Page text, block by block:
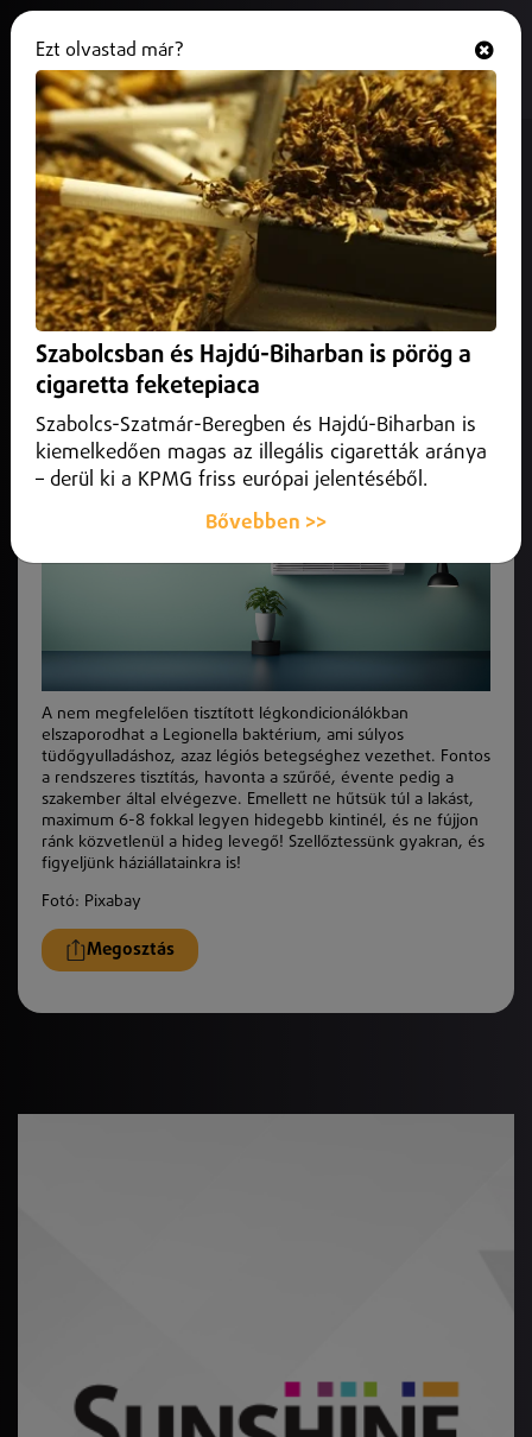
Vigyázat! A helytelen
klímahasználat komoly
betegségeket okozhat!
2025. július 10.Belföld
Fontos a rendszeres tisztítás, havonta a szűrőé, évente
pedig a szakember által elvégezve.
A nem megfelelően tisztított légkondicionálókban
elszaporodhat a Legionella baktérium, ami súlyos
tüdőgyulladáshoz, azaz légiós betegséghez vezethet. Fontos
a rendszeres tisztítás, havonta a szűrőé, évente pedig a
szakember által elvégezve. Emellett ne hűtsük túl a lakást,
maximum 6-8 fokkal legyen hidegebb kintinél, és ne fújjon
ránk közvetlenül a hideg levegő! Szellőztessünk gyakran, és
figyeljünk háziállatainkra is!
Fotó: Pixabay
Megosztás
Ezt olvastad már?
Szabolcsban és Hajdú-Biharban is pörög a
cigaretta feketepiaca
Szabolcs-Szatmár-Beregben és Hajdú-Biharban is
kiemelkedően magas az illegális cigaretták aránya
– derül ki a KPMG friss európai jelentéséből.
Bővebben >>